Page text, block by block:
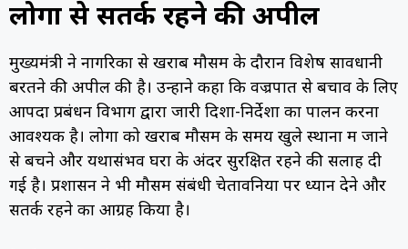
लोगों से सतर्क रहने की अपील
मुख्यमंत्री ने नागरिकों से खराब मौसम के दौरान विशेष सावधानी
बरतने की अपील की है। उन्होंने कहा कि वज्रपात से बचाव के लिए
आपदा प्रबंधन विभाग द्वारा जारी दिशा-निर्देशों का पालन करना
आवश्यक है। लोगों को खराब मौसम के समय खुले स्थानों में जाने
से बचने और यथासंभव घरों के अंदर सुरक्षित रहने की सलाह दी
गई है। प्रशासन ने भी मौसम संबंधी चेतावनियों पर ध्यान देने और
सतर्क रहने का आग्रह किया है।